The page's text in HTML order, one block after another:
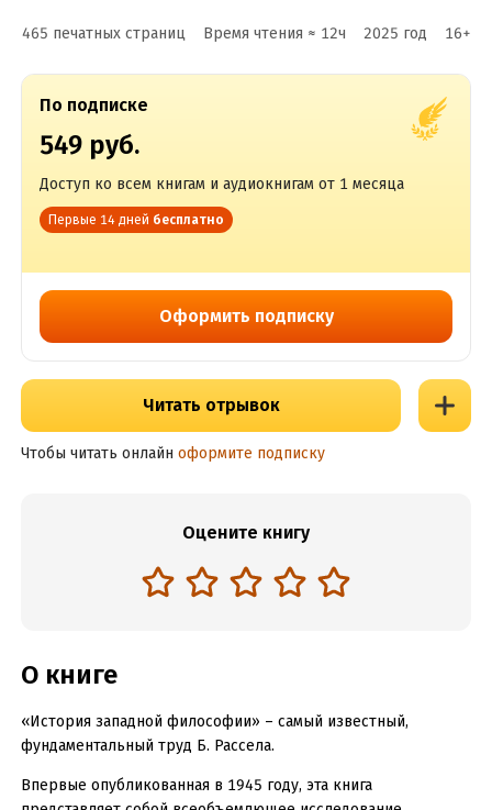
465 печатных страниц Время чтения ≈ 12ч 2025 год 16+
По подписке
549 руб.
Доступ ко всем книгам и аудиокнигам от 1 месяца
Первые 14 дней бесплатно
Оформить подписку
Читать отрывок
Чтобы читать онлайн оформите подписку
Оцените книгу
О книге
«История западной философии» – самый известный,
фундаментальный труд Б. Рассела.
Впервые опубликованная в 1945 году, эта книга